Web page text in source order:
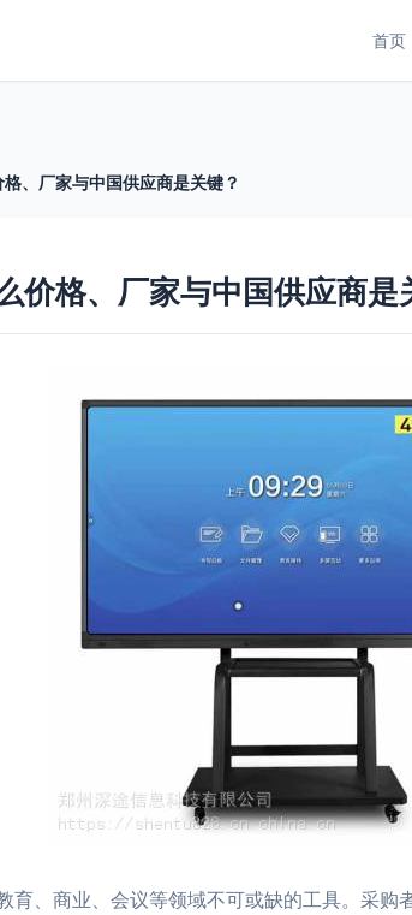
首页
、厂家与中国供应商是关键？
价格、厂家与中国供应商是
育、商业、会议等领域不可或缺的工具。采